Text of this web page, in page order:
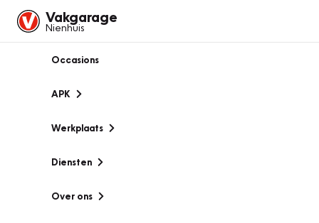
Vakgarage
Nienhuis
Occasions
APK
Werkplaats
Diensten
Over ons